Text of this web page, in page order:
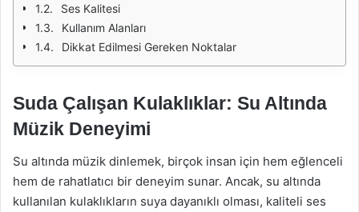
Ses Kalitesi
Kullanım Alanları
Dikkat Edilmesi Gereken Noktalar
Suda Çalışan Kulaklıklar: Su Altında
Müzik Deneyimi
Su altında müzik dinlemek, birçok insan için hem eğlenceli
hem de rahatlatıcı bir deneyim sunar. Ancak, su altında
kullanılan kulaklıkların suya dayanıklı olması, kaliteli ses